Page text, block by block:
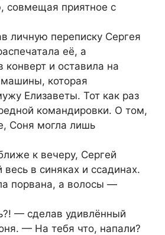
совмещая приятное с
личную переписку Сергея
её, а
и оставила на
которая
Елизаветы. Тот как раз
командировки. О том,
Соня могла лишь
к вечеру, Сергей
в синяках и ссадинах.
порвана, а волосы —
— сделав удивлённый
— На тебя что, напали?